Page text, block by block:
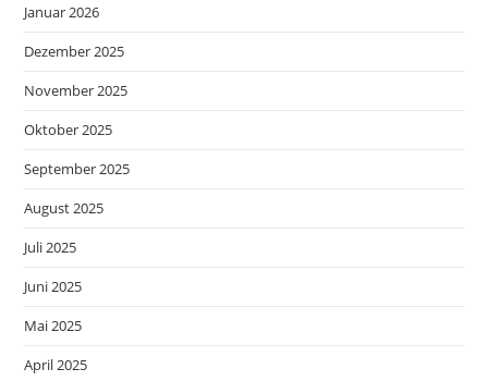
Januar 2026
Dezember 2025
November 2025
Oktober 2025
September 2025
August 2025
Juli 2025
Juni 2025
Mai 2025
April 2025